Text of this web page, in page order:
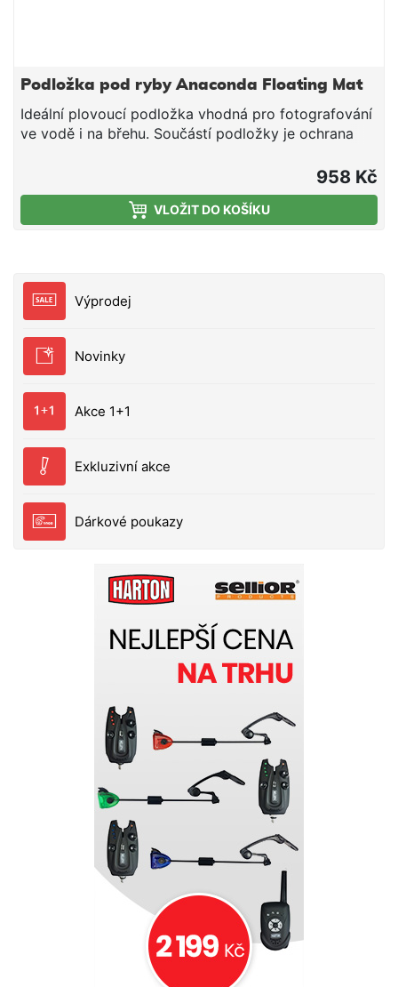
Výprodej
Novinky
Akce 1+1
Exkluzivní akce
Dárkové poukazy
Podložka pod ryby Anaconda Floating Mat
Ideální plovoucí podložka vhodná pro fotografování
ve vodě i na břehu. Součástí podložky je ochrana
rozměry: 55 x 65 x 20 cm plovoucí materiál 600D
nylon, odpuzující vodu snadno omyvatelná 7140031
958 Kč
VLOŽIT DO KOŠÍKU